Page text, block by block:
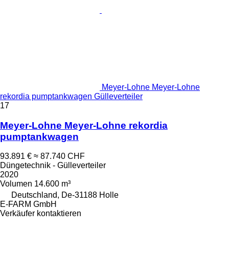
Meyer-Lohne Meyer-Lohne
rekordia pumptankwagen Gülleverteiler
17
Meyer-Lohne Meyer-Lohne rekordia
pumptankwagen
93.891 € ≈ 87.740 CHF
Düngetechnik - Gülleverteiler
2020
Volumen 14.600 m³
Deutschland, De-31188 Holle
E-FARM GmbH
Verkäufer kontaktieren